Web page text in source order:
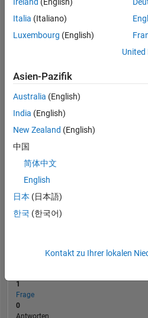
BEITRÄGE
-2-1 2
3
12/24 03/25
RANG
285.848
302.031
1
Frage
0
Antworten
Italia (Italiano)
Luxembourg (English)
Asien-Pazifik
Australia (English)
India (English)
New Zealand (English)
中国
简体中文
English
日本 (日本語)
한국 (한국어)
Kontakt zu Ihrer lokalen